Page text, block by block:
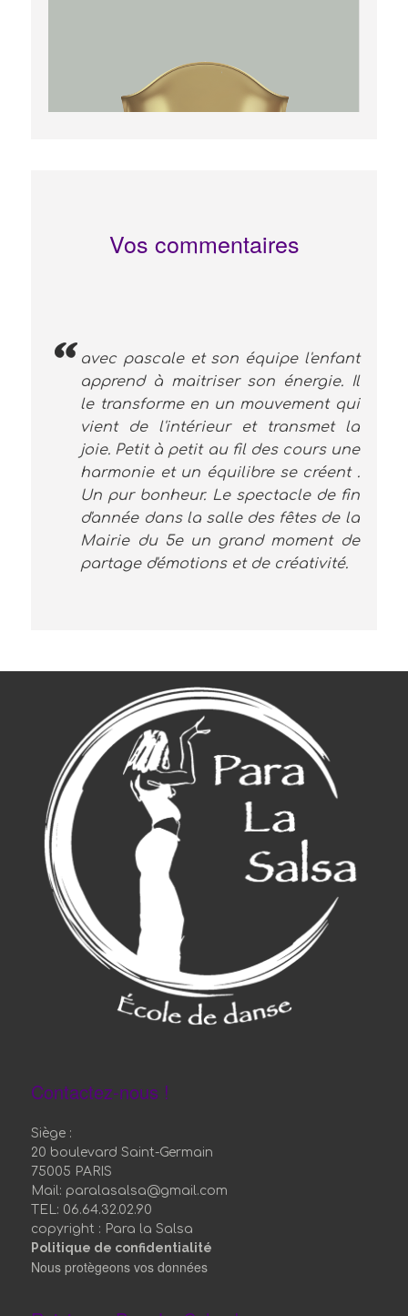
Vos commentaires
avec pascale et son équipe l'enfant
apprend à maitriser son énergie. Il
le transforme en un mouvement qui
vient de l'intérieur et transmet la
joie. Petit à petit au fil des cours une
harmonie et un équilibre se créent .
Un pur bonheur. Le spectacle de fin
d'année dans la salle des fêtes de la
Mairie du 5e un grand moment de
partage d'émotions et de créativité.
Contactez-nous !
Siège :
20 boulevard Saint-Germain
75005 PARIS
Mail: paralasalsa@gmail.com
TEL: 06.64.32.02.90
copyright : Para la Salsa
Politique de confidentialité
Nous protègeons vos données